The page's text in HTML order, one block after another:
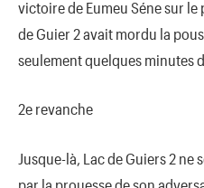
victoire de Eumeu Séne sur le
de Guier 2 avait mordu la
seulement quelques minutes
2e revanche
Jusque-là, Lac de Guiers 2
par la prouesse de son